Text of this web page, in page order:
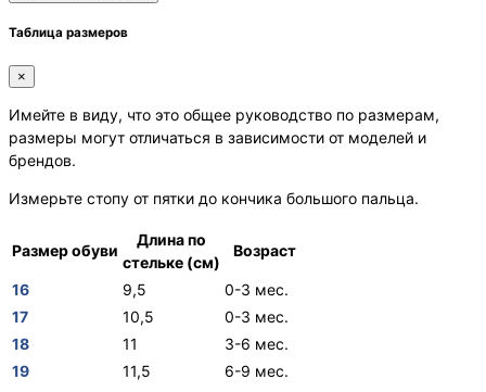
Таблица размеров
×
Имейте в виду, что это общее руководство по размерам,
размеры могут отличаться в зависимости от моделей и
брендов.
Измерьте стопу от пятки до кончика большого пальца.
Размер обуви
Длина по
стельке (см)
Возраст
16 9,5
0-3 мес.
17
10,5
0-3 мес.
18
11
3-6 мес.
19
11,5
6-9 мес.